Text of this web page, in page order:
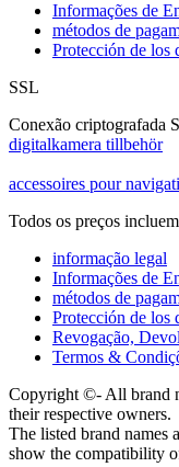
Informações de
métodos de
Protección de los
SSL
Conexão criptografada
digitalkamera tillbehör
accessoires pour
Todos os preços
informação legal
Informações de
métodos de
Protección de los
Revogação,
Termos &
Copyright ©- All brand
their respective owners.
The listed brand names
show the compatibility